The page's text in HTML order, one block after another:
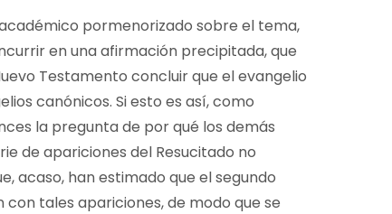
pormenorizado sobre el tema,
en una afirmación precipitada, que
Testamento concluir que el evangelio
canónicos. Si esto es así, como
la pregunta de por qué los demás
de apariciones del Resucitado no
acaso, han estimado que el segundo
tales apariciones, de modo que se